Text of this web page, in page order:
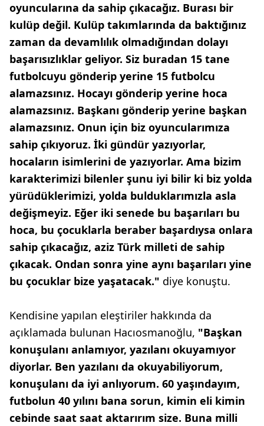
oyuncularına da sahip çıkacağız. Burası bir
kulüp değil. Kulüp takımlarında da baktığınız
zaman da devamlılık olmadığından dolayı
başarısızlıklar geliyor. Siz buradan 15 tane
futbolcuyu gönderip yerine 15 futbolcu
alamazsınız. Hocayı gönderip yerine hoca
alamazsınız. Başkanı gönderip yerine başkan
alamazsınız. Onun için biz oyuncularımıza
sahip çıkıyoruz. İki gündür yazıyorlar,
hocaların isimlerini de yazıyorlar. Ama bizim
karakterimizi bilenler şunu iyi bilir ki biz yolda
yürüdüklerimizi, yolda bulduklarımızla asla
değişmeyiz. Eğer iki senede bu başarıları bu
hoca, bu çocuklarla beraber başardıysa onlara
sahip çıkacağız, aziz Türk milleti de sahip
çıkacak. Ondan sonra yine aynı başarıları yine
bu çocuklar bize yaşatacak." diye konuştu.
Kendisine yapılan eleştiriler hakkında da
açıklamada bulunan Hacıosmanoğlu, "Başkan
konuşulanı anlamıyor, yazılanı okuyamıyor
diyorlar. Ben yazılanı da okuyabiliyorum,
konuşulanı da iyi anlıyorum. 60 yaşındayım,
futbolun 40 yılını bana sorun, kimin eli kimin
cebinde saat saat aktarırım size. Buna milli